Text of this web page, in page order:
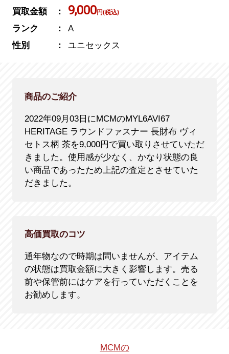
買取金額
9,000円(税込)
ランク
A
性別
ユニセックス
商品のご紹介
2022年09月03日にMCMのMYL6AVI67
HERITAGE ラウンドファスナー 長財布 ヴィ
セトス柄 茶を9,000円で買い取りさせていただ
きました。使用感が少なく、かなり状態の良
い商品であったため上記の査定とさせていた
だきました。
高価買取のコツ
通年物なので時期は問いませんが、アイテム
の状態は買取金額に大きく影響します。売る
前や保管前にはケアを行っていただくことを
お勧めします。
MCMの